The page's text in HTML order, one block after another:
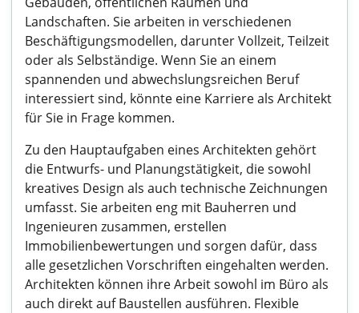
Landschaften. Sie arbeiten in verschiedenen
Beschäftigungsmodellen, darunter Vollzeit, Teilzeit
oder als Selbständige. Wenn Sie an einem
spannenden und abwechslungsreichen Beruf
interessiert sind, könnte eine Karriere als Architekt
für Sie in Frage kommen.
Zu den Hauptaufgaben eines Architekten gehört
die Entwurfs- und Planungstätigkeit, die sowohl
kreatives Design als auch technische Zeichnungen
umfasst. Sie arbeiten eng mit Bauherren und
Ingenieuren zusammen, erstellen
Immobilienbewertungen und sorgen dafür, dass
alle gesetzlichen Vorschriften eingehalten werden.
Architekten können ihre Arbeit sowohl im Büro als
auch direkt auf Baustellen ausführen. Flexible